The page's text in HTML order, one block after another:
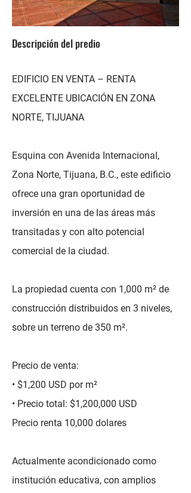
Descripción del predio
EDIFICIO EN VENTA – RENTA
EXCELENTE UBICACIÓN EN ZONA
NORTE, TIJUANA
Esquina con Avenida Internacional,
Zona Norte, Tijuana, B.C., este edificio
ofrece una gran oportunidad de
inversión en una de las áreas más
transitadas y con alto potencial
comercial de la ciudad.
La propiedad cuenta con 1,000 m² de
construcción distribuidos en 3 niveles,
sobre un terreno de 350 m².
Precio de venta:
• $1,200 USD por m²
• Precio total: $1,200,000 USD
Precio renta 10,000 dolares
Actualmente acondicionado como
institución educativa, con amplios